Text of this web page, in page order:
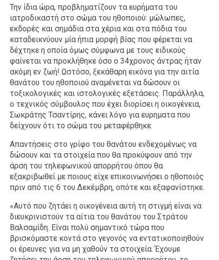
Την ίδια ώρα, προβληματίζουν τα ευρήματα του
ιατροδικαστή στο σώμα του ηθοποιού: μώλωπες,
εκδορές και σημάδια στα χέρια και στα πόδια του
καταδεικνύουν μία ήπια μορφή βίας που φέρεται να
δέχτηκε η οποία όμως σύμφωνα με τους ειδικούς
φαίνεται να προκλήθηκε όσο ο 34χρονος άντρας ήταν
ακόμη εν ζωή! Ωστόσο, ξεκάθαρη εικόνα για την αιτία
θανάτου του ηθοποιού αναμένεται να δώσουν οι
τοξικολογικές και ιστολογικές εξετάσεις. Παράλληλα,
ο τεχνικός σύμβουλος που έχει διορίσει η οικογένεια,
Σωκράτης Τσαντίρης, κάνει λόγο για ευρηματα που
δείχνουν ότι το σώμα του μεταφέρθηκε.
Απαντήσεις στο γρίφο του θανάτου ενδεχομένως να
δώσουν και τα στοιχεία που θα προκύψουν από την
άρση του τηλεφωνικού απορρήτου όπου θα
εξακριβωθεί με ποιους είχε επικοινωνήσει ο ηθοποιός
πριν από τις 6 του Δεκέμβρη, οπότε και εξαφανίστηκε.
«Αυτό που ζητάει η οικογένεια αυτή τη στιγμή είναι να
διευκρινιστούν τα αίτια του θανάτου του Στράτου
Βαλσαμίδη. Είναι πολύ σημαντικό τώρα που
βρισκόμαστε κοντά στο γεγονός να εντατικοποιηθούν
οι έρευνες για να μη χαθούν τα στοιχεία. Έχουμε